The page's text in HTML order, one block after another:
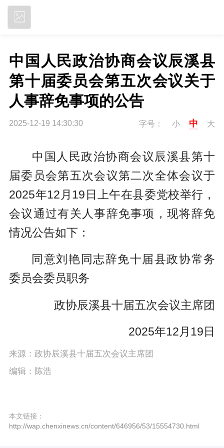
中国人民政治协商会议辰溪县
第十届委员会第五次会议关于
人事辞免事项的公告
2025-12-19 14:30:30 字号： 小 中 大
中国人民政治协商会议辰溪县第十
届委员会第五次会议第二次全体会议于
2025年12月19日上午在县委党校举行，
会议通过有关人事辞免事项，现将辞免
情况公告如下：
同意刘艳同志辞免十届县政协常务
委员会委员职务
政协辰溪县十届五次会议主席团
2025年12月19日
来源：政协辰溪县十届五次会议主席团
编辑：陈浩
本文链接：
http://wap.chenxinews.cn/content/646956/53/15554730.html